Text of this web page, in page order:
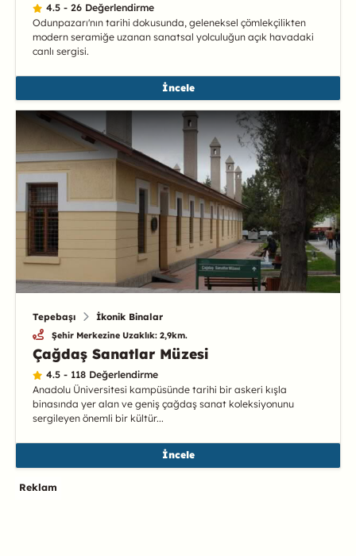
4.5 - 26 Değerlendirme
Odunpazarı'nın tarihi dokusunda, geleneksel çömlekçilikten
modern seramiğe uzanan sanatsal yolculuğun açık havadaki
canlı sergisi.
İncele
Tepebaşı İkonik Binalar
Şehir Merkezine Uzaklık: 2,9km.
Çağdaş Sanatlar Müzesi
4.5 - 118 Değerlendirme
Anadolu Üniversitesi kampüsünde tarihi bir askeri kışla
binasında yer alan ve geniş çağdaş sanat koleksiyonunu
sergileyen önemli bir kültür...
İncele
Reklam